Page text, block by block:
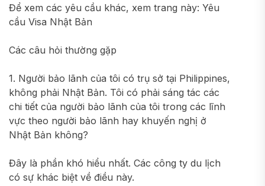
Để xem các yêu cầu khác, xem trang này: Yêu
cầu Visa Nhật Bản
Các câu hỏi thường gặp
1. Người bảo lãnh của tôi có trụ sở tại Philippines,
không phải Nhật Bản. Tôi có phải sáng tác các
chi tiết của người bảo lãnh của tôi trong các lĩnh
vực theo người bảo lãnh hay khuyến nghị ở
Nhật Bản không?
Đây là phần khó hiểu nhất. Các công ty du lịch
có sự khác biệt về điều này.